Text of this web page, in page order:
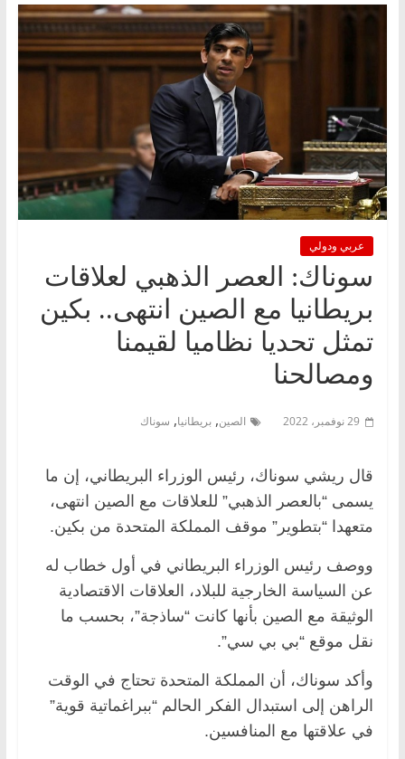
عربي ودولي
سوناك: العصر الذهبي لعلاقات
بريطانيا مع الصين انتهى.. بكين
تمثل تحديا نظاميا لقيمنا
ومصالحنا
29 نوفمبر، 2022 الصين, بريطانيا, سوناك
قال ريشي سوناك، رئيس الوزراء البريطاني، إن ما
يسمى “بالعصر الذهبي” للعلاقات مع الصين انتهى،
متعهدا “بتطوير” موقف المملكة المتحدة من بكين.
ووصف رئيس الوزراء البريطاني في أول خطاب له
عن السياسة الخارجية للبلاد، العلاقات الاقتصادية
الوثيقة مع الصين بأنها كانت “ساذجة”، بحسب ما
نقل موقع “بي بي سي”.
وأكد سوناك، أن المملكة المتحدة تحتاج في الوقت
الراهن إلى استبدال الفكر الحالم “ببراغماتية قوية”
في علاقتها مع المنافسين.